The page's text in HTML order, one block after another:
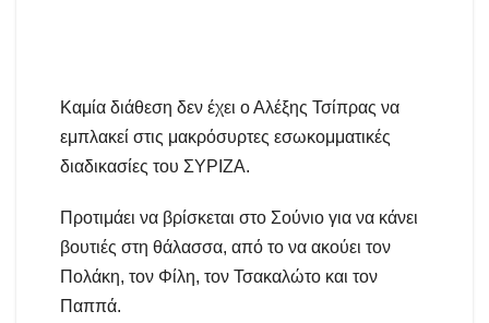
Καμία διάθεση δεν έχει ο Αλέξης Τσίπρας να
εμπλακεί στις μακρόσυρτες εσωκομματικές
διαδικασίες του ΣΥΡΙΖΑ.
Προτιμάει να βρίσκεται στο Σούνιο για να κάνει
βουτιές στη θάλασσα, από το να ακούει τον
Πολάκη, τον Φίλη, τον Τσακαλώτο και τον
Παππά.